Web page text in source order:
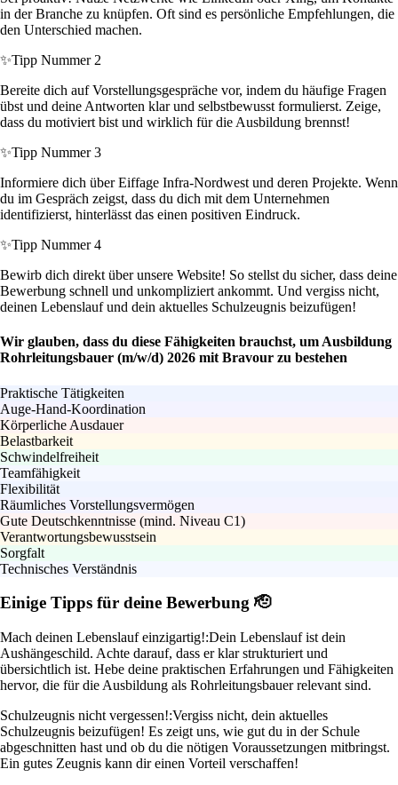
in der Branche zu knüpfen. Oft sind es persönliche Empfehlungen, die
den Unterschied machen.
✨Tipp Nummer 2
Bereite dich auf Vorstellungsgespräche vor, indem du häufige Fragen
übst und deine Antworten klar und selbstbewusst formulierst. Zeige,
dass du motiviert bist und wirklich für die Ausbildung brennst!
✨Tipp Nummer 3
Informiere dich über Eiffage Infra-Nordwest und deren Projekte. Wenn
du im Gespräch zeigst, dass du dich mit dem Unternehmen
identifizierst, hinterlässt das einen positiven Eindruck.
✨Tipp Nummer 4
Bewirb dich direkt über unsere Website! So stellst du sicher, dass deine
Bewerbung schnell und unkompliziert ankommt. Und vergiss nicht,
deinen Lebenslauf und dein aktuelles Schulzeugnis beizufügen!
Wir glauben, dass du diese Fähigkeiten brauchst, um Ausbildung
Rohrleitungsbauer (m/w/d) 2026 mit Bravour zu bestehen
Praktische Tätigkeiten
Auge-Hand-Koordination
Körperliche Ausdauer
Belastbarkeit
Schwindelfreiheit
Teamfähigkeit
Flexibilität
Räumliches Vorstellungsvermögen
Gute Deutschkenntnisse (mind. Niveau C1)
Verantwortungsbewusstsein
Sorgfalt
Technisches Verständnis
Einige Tipps für deine Bewerbung 🫡
Mach deinen Lebenslauf einzigartig!:Dein Lebenslauf ist dein
Aushängeschild. Achte darauf, dass er klar strukturiert und
übersichtlich ist. Hebe deine praktischen Erfahrungen und Fähigkeiten
hervor, die für die Ausbildung als Rohrleitungsbauer relevant sind.
Schulzeugnis nicht vergessen!:Vergiss nicht, dein aktuelles
Schulzeugnis beizufügen! Es zeigt uns, wie gut du in der Schule
abgeschnitten hast und ob du die nötigen Voraussetzungen mitbringst.
Ein gutes Zeugnis kann dir einen Vorteil verschaffen!